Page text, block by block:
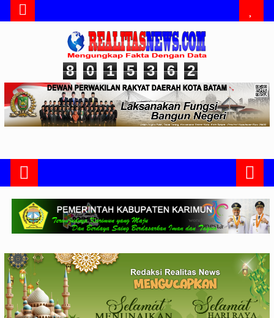
8 0 1 5 3 6 2